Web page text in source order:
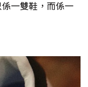
一雙鞋，而係一